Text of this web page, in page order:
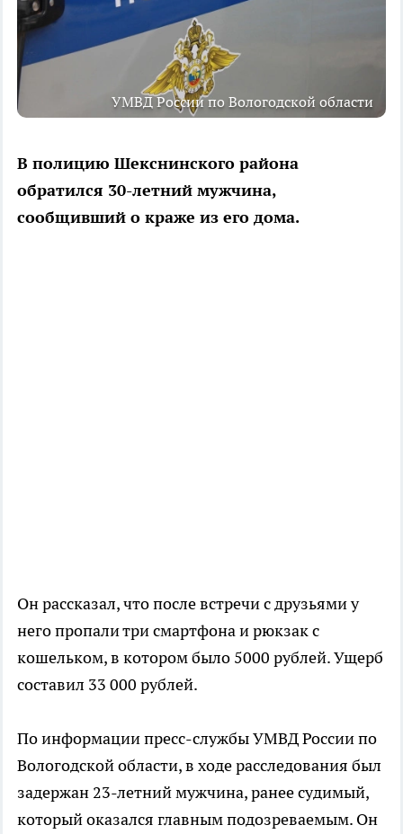
УМВД России по Вологодской области
В полицию Шекснинского района
обратился 30-летний мужчина,
сообщивший о краже из его дома.
Он рассказал, что после встречи с друзьями у
него пропали три смартфона и рюкзак с
кошельком, в котором было 5000 рублей. Ущерб
составил 33 000 рублей.
По информации пресс-службы УМВД России по
Вологодской области, в ходе расследования был
задержан 23-летний мужчина, ранее судимый,
который оказался главным подозреваемым. Он